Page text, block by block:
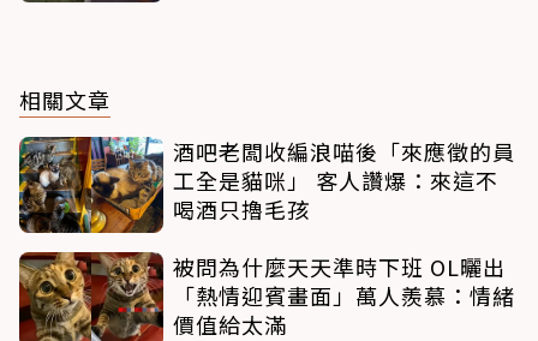
相關文章
酒吧老闆收編浪喵後「來應徵的員
工全是貓咪」 客人讚爆：來這不
喝酒只擼毛孩
被問為什麼天天準時下班 OL曬出
「熱情迎賓畫面」萬人羨慕：情緒
價值給太滿